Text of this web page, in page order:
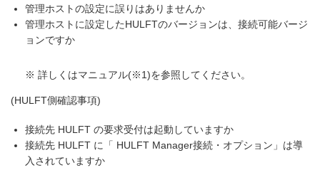
管理ホストの設定に誤りはありませんか
管理ホストに設定したHULFTのバージョンは、接続可能バージ
ョンですか
※ 詳しくはマニュアル(※1)を参照してください。
(HULFT側確認事項)
接続先 HULFT の要求受付は起動していますか
接続先 HULFT に「 HULFT Manager接続・オプション」は導
入されていますか